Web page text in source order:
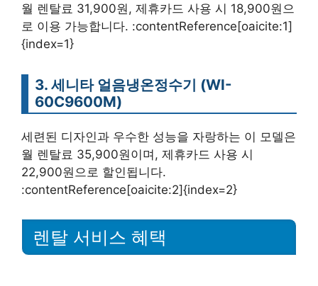
월 렌탈료 31,900원, 제휴카드 사용 시 18,900원으
로 이용 가능합니다. :contentReference[oaicite:1]
{index=1}
3. 세니타 얼음냉온정수기 (WI-
60C9600M)
세련된 디자인과 우수한 성능을 자랑하는 이 모델은
월 렌탈료 35,900원이며, 제휴카드 사용 시
22,900원으로 할인됩니다.
:contentReference[oaicite:2]{index=2}
렌탈 서비스 혜택